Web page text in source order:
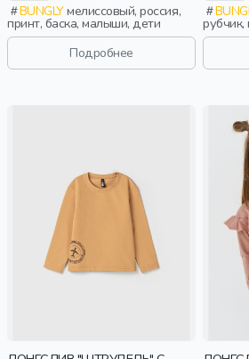
BUNGLYмелиссовый, россия,
принт, баска, малыши, дети
Подробнее
дети